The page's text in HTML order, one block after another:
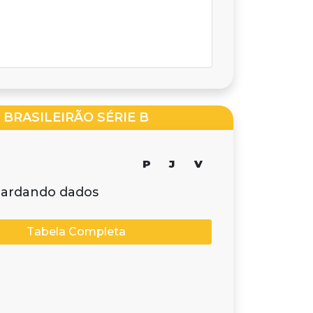
BRASILEIRÃO SÉRIE B
P J V
dados
Tabela Completa